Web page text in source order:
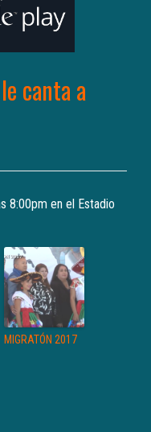
canta a
8:00pm en el Estadio
MIGRATÓN 2017